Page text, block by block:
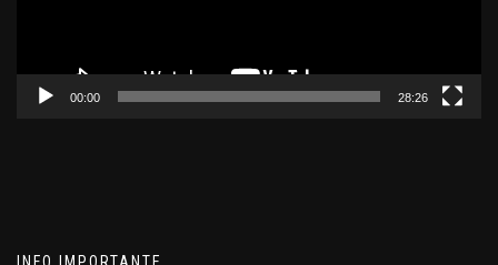
00:00 28:26